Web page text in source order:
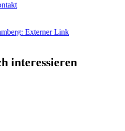
: Externer Link
interessieren